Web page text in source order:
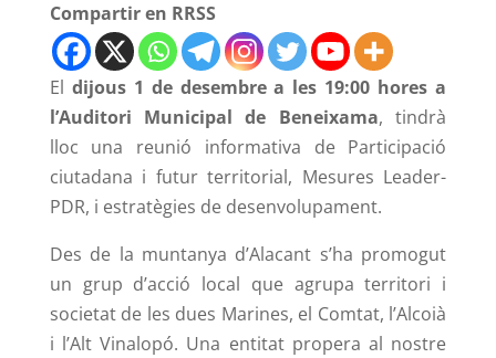
Compartir en RRSS
El dijous 1 de desembre a les 19:00 hores a
l’Auditori Municipal de Beneixama, tindrà
lloc una reunió informativa de Participació
ciutadana i futur territorial, Mesures Leader-
PDR, i estratègies de desenvolupament.
Des de la muntanya d’Alacant s’ha promogut
un grup d’acció local que agrupa territori i
societat de les dues Marines, el Comtat, l’Alcoià
i l’Alt Vinalopó. Una entitat propera al nostre